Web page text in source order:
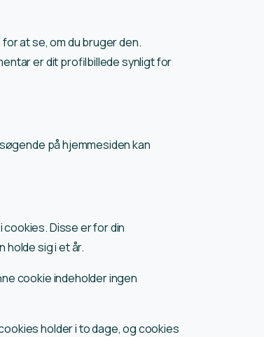
at se, om du bruger den.
er dit profilbillede synligt for
på hjemmesiden kan
Disse er for din
holde sig i et år.
cookie indeholder ingen
holder i to dage, og cookies